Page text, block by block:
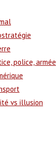
police, armée
vs illusion